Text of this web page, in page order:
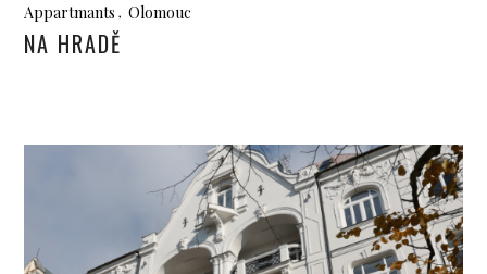
Appartmants Olomouc
NA HRADĚ